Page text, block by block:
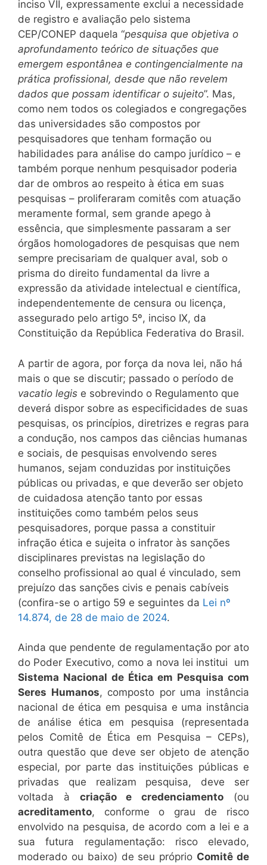
inciso VII, expressamente exclui a necessidade
de registro e avaliação pelo sistema
CEP/CONEP daquela “pesquisa que objetiva o
aprofundamento teórico de situações que
emergem espontânea e contingencialmente na
prática profissional, desde que não revelem
dados que possam identificar o sujeito”. Mas,
como nem todos os colegiados e congregações
das universidades são compostos por
pesquisadores que tenham formação ou
habilidades para análise do campo jurídico – e
também porque nenhum pesquisador poderia
dar de ombros ao respeito à ética em suas
pesquisas – proliferaram comitês com atuação
meramente formal, sem grande apego à
essência, que simplesmente passaram a ser
órgãos homologadores de pesquisas que nem
sempre precisariam de qualquer aval, sob o
prisma do direito fundamental da livre a
expressão da atividade intelectual e científica,
independentemente de censura ou licença,
assegurado pelo artigo 5º, inciso IX, da
Constituição da República Federativa do Brasil.
A partir de agora, por força da nova lei, não há
mais o que se discutir; passado o período de
vacatio legis e sobrevindo o Regulamento que
deverá dispor sobre as especificidades de suas
pesquisas, os princípios, diretrizes e regras para
a condução, nos campos das ciências humanas
e sociais, de pesquisas envolvendo seres
humanos, sejam conduzidas por instituições
públicas ou privadas, e que deverão ser objeto
de cuidadosa atenção tanto por essas
instituições como também pelos seus
pesquisadores, porque passa a constituir
infração ética e sujeita o infrator às sanções
disciplinares previstas na legislação do
conselho profissional ao qual é vinculado, sem
prejuízo das sanções civis e penais cabíveis
(confira-se o artigo 59 e seguintes da Lei nº
14.874, de 28 de maio de 2024.
Ainda que pendente de regulamentação por ato
do Poder Executivo, como a nova lei institui um
Sistema Nacional de Ética em Pesquisa com
Seres Humanos, composto por uma instância
nacional de ética em pesquisa e uma instância
de análise ética em pesquisa (representada
pelos Comitê de Ética em Pesquisa – CEPs),
outra questão que deve ser objeto de atenção
especial, por parte das instituições públicas e
privadas que realizam pesquisa, deve ser
voltada à criação e credenciamento (ou
acreditamento, conforme o grau de risco
envolvido na pesquisa, de acordo com a lei e a
sua futura regulamentação: risco elevado,
moderado ou baixo) de seu próprio Comitê de